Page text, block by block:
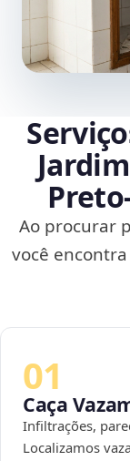
Ao procurar
você
01
Caça
Infiltrações,
Localizamos